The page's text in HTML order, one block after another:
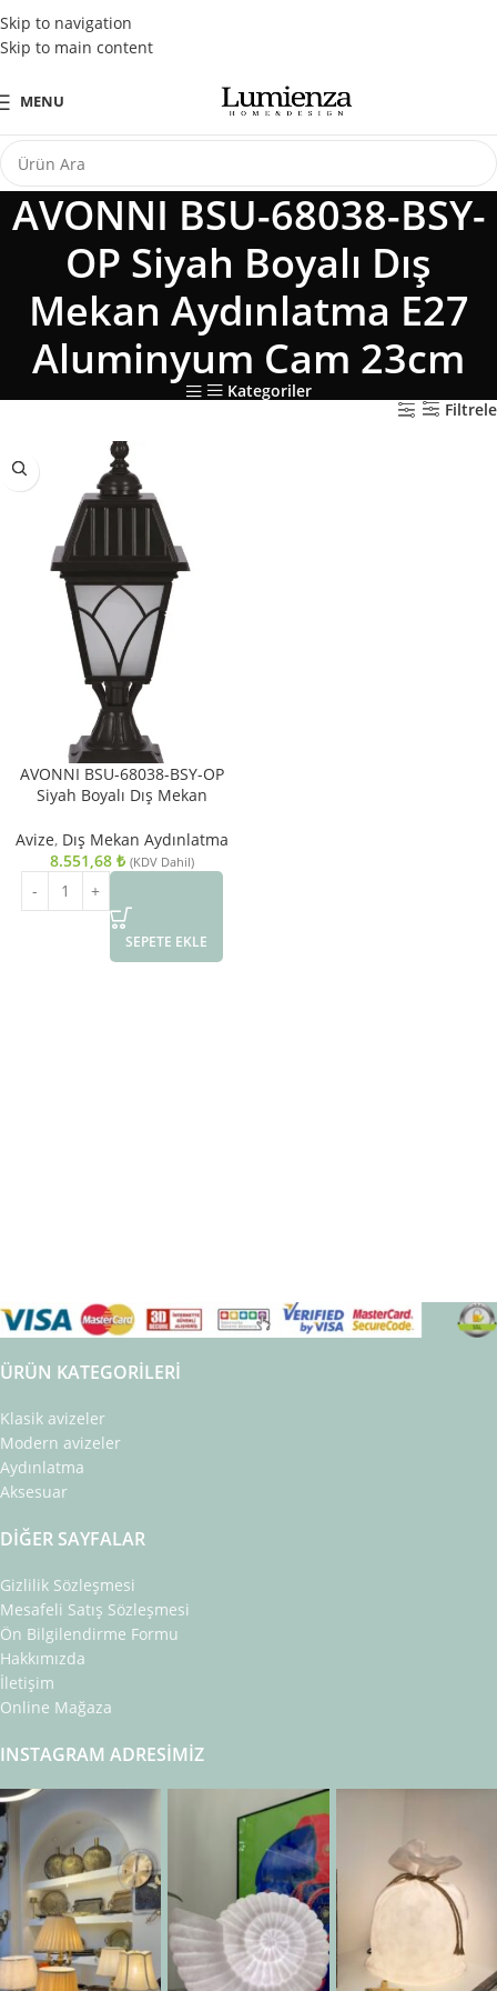
Skip to navigation
Skip to main content
Tüm Kredi Kartlarına Peşin Fiyatına 3 Taksit Fırsatı
MENU
AVONNI BSU-68038-BSY-
OP Siyah Boyalı Dış
Mekan Aydınlatma E27
Aluminyum Cam 23cm
Kategoriler
Filtrele
AVONNI BSU-68038-BSY-OP
Siyah Boyalı Dış Mekan
23cm
Avize, Dış Mekan Aydınlatma
8.551,68 ₺ (KDV Dahil)
SEPETE EKLE
ÜRÜN KATEGORILERI
Klasik avizeler
Modern avizeler
Aydınlatma
Aksesuar
DIĞER SAYFALAR
Gizlilik Sözleşmesi
Mesafeli Satış Sözleşmesi
Ön Bilgilendirme Formu
Hakkımızda
İletişim
Online Mağaza
INSTAGRAM ADRESIMIZ